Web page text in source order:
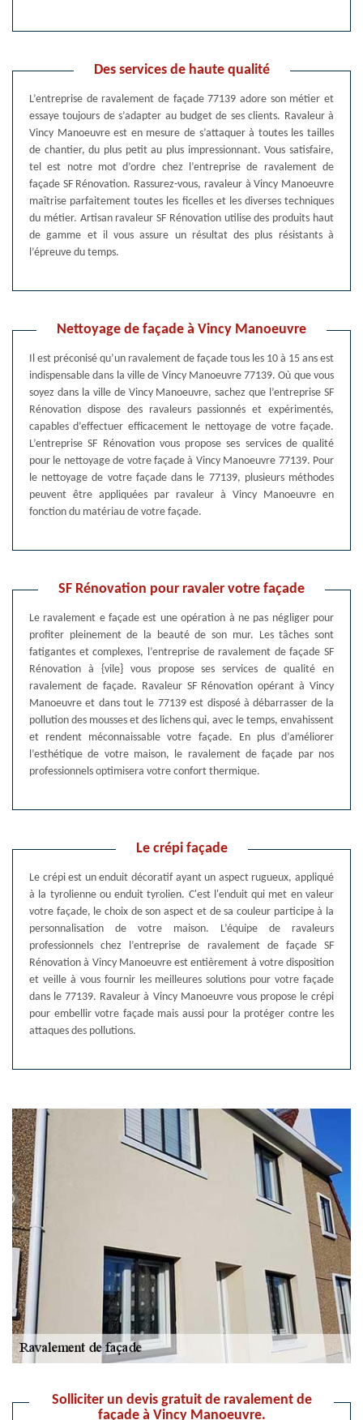
Des services de haute qualité
L’entreprise de ravalement de façade 77139 adore son métier et
essaye toujours de s’adapter au budget de ses clients. Ravaleur à
Vincy Manoeuvre est en mesure de s’attaquer à toutes les tailles
de chantier, du plus petit au plus impressionnant. Vous satisfaire,
tel est notre mot d’ordre chez l’entreprise de ravalement de
façade SF Rénovation. Rassurez-vous, ravaleur à Vincy Manoeuvre
maîtrise parfaitement toutes les ficelles et les diverses techniques
du métier. Artisan ravaleur SF Rénovation utilise des produits haut
de gamme et il vous assure un résultat des plus résistants à
l’épreuve du temps.
Nettoyage de façade à Vincy Manoeuvre
Il est préconisé qu’un ravalement de façade tous les 10 à 15 ans est
indispensable dans la ville de Vincy Manoeuvre 77139. Où que vous
soyez dans la ville de Vincy Manoeuvre, sachez que l’entreprise SF
Rénovation dispose des ravaleurs passionnés et expérimentés,
capables d’effectuer efficacement le nettoyage de votre façade.
L’entreprise SF Rénovation vous propose ses services de qualité
pour le nettoyage de votre façade à Vincy Manoeuvre 77139. Pour
le nettoyage de votre façade dans le 77139, plusieurs méthodes
peuvent être appliquées par ravaleur à Vincy Manoeuvre en
fonction du matériau de votre façade.
SF Rénovation pour ravaler votre façade
Le ravalement e façade est une opération à ne pas négliger pour
profiter pleinement de la beauté de son mur. Les tâches sont
fatigantes et complexes, l’entreprise de ravalement de façade SF
Rénovation à {vile} vous propose ses services de qualité en
ravalement de façade. Ravaleur SF Rénovation opérant à Vincy
Manoeuvre et dans tout le 77139 est disposé à débarrasser de la
pollution des mousses et des lichens qui, avec le temps, envahissent
et rendent méconnaissable votre façade. En plus d’améliorer
l’esthétique de votre maison, le ravalement de façade par nos
professionnels optimisera votre confort thermique.
Le crépi façade
Le crépi est un enduit décoratif ayant un aspect rugueux, appliqué
à la tyrolienne ou enduit tyrolien. C'est l'enduit qui met en valeur
votre façade, le choix de son aspect et de sa couleur participe à la
personnalisation de votre maison. L’équipe de ravaleurs
professionnels chez l’entreprise de ravalement de façade SF
Rénovation à Vincy Manoeuvre est entièrement à votre disposition
et veille à vous fournir les meilleures solutions pour votre façade
dans le 77139. Ravaleur à Vincy Manoeuvre vous propose le crépi
pour embellir votre façade mais aussi pour la protéger contre les
attaques des pollutions.
Solliciter un devis gratuit de ravalement de
façade à Vincy Manoeuvre.